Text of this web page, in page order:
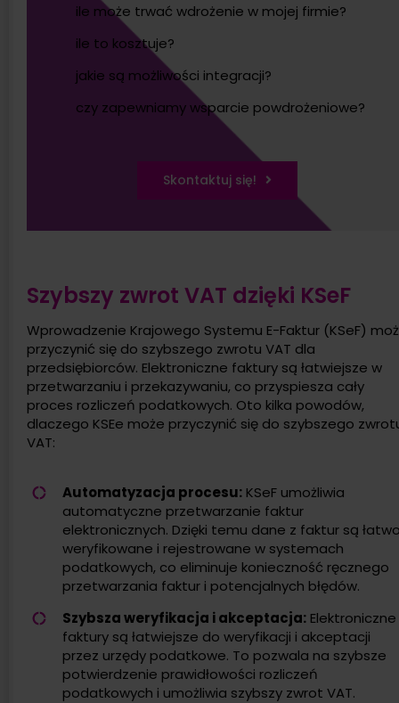
ile może trwać wdrożenie w mojej firmie?
ile to kosztuje?
jakie są możliwości integracji?
czy zapewniamy wsparcie powdrożeniowe?
Skontaktuj się!
Szybszy zwrot VAT dzięki KSeF
Wprowadzenie Krajowego Systemu E-Faktur (KSeF)
przyczynić się do szybszego zwrotu VAT dla
przedsiębiorców. Elektroniczne faktury są łatwiejsze w
przetwarzaniu i przekazywaniu, co przyspiesza cały
proces rozliczeń podatkowych. Oto kilka powodów,
dlaczego KSEe może przyczynić się do szybszego
VAT:
Automatyzacja procesu:KSeF umożliwia
automatyczne przetwarzanie faktur
elektronicznych. Dzięki temu dane z faktur są
weryfikowane i rejestrowane w systemach
podatkowych, co eliminuje konieczność ręcznego
przetwarzania faktur i potencjalnych błędów.
Szybsza weryfikacja i akceptacja:Elektroniczne
faktury są łatwiejsze do weryfikacji i akceptacji
przez urzędy podatkowe. To pozwala na szybsze
potwierdzenie prawidłowości rozliczeń
podatkowych i umożliwia szybszy zwrot VAT.